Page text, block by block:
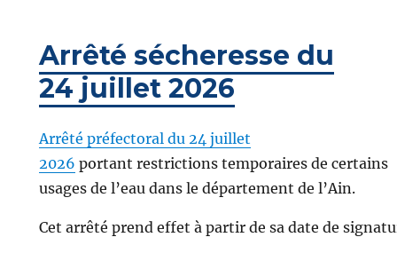
Arrêté sécheresse du
24 juillet 2026
Arrêté préfectoral du 24 juillet
2026 portant restrictions temporaires de certains
usages de l’eau dans le département de l’Ain.
Cet arrêté prend effet à partir de sa date de